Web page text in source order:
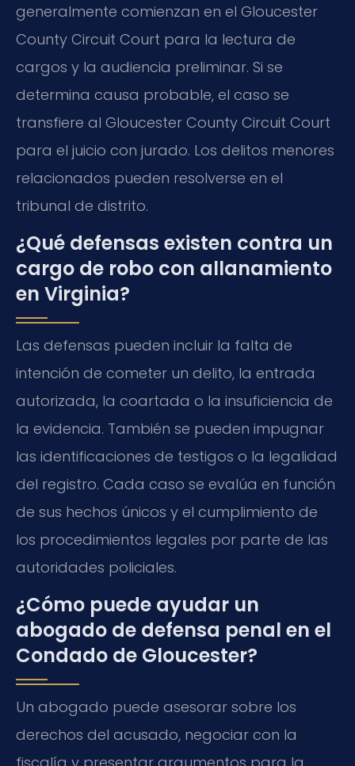
generalmente comienzan en el Gloucester
County Circuit Court para la lectura de
cargos y la audiencia preliminar. Si se
determina causa probable, el caso se
transfiere al Gloucester County Circuit Court
para el juicio con jurado. Los delitos menores
relacionados pueden resolverse en el
tribunal de distrito.
¿Qué defensas existen contra un
cargo de robo con allanamiento
en Virginia?
Las defensas pueden incluir la falta de
intención de cometer un delito, la entrada
autorizada, la coartada o la insuficiencia de
la evidencia. También se pueden impugnar
las identificaciones de testigos o la legalidad
del registro. Cada caso se evalúa en función
de sus hechos únicos y el cumplimiento de
los procedimientos legales por parte de las
autoridades policiales.
¿Cómo puede ayudar un
abogado de defensa penal en el
Condado de Gloucester?
Un abogado puede asesorar sobre los
derechos del acusado, negociar con la